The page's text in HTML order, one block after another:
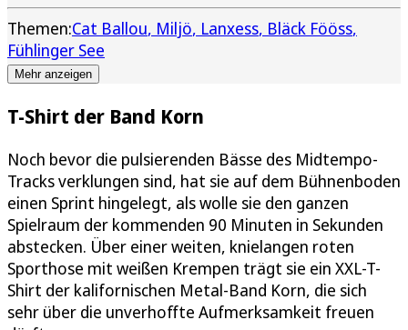
Themen:Cat Ballou Miljö Lanxess Bläck Fööss
Fühlinger See
Mehr anzeigen
T-Shirt der Band Korn
Noch bevor die pulsierenden Bässe des Midtempo-
Tracks verklungen sind, hat sie auf dem Bühnenboden
einen Sprint hingelegt, als wolle sie den ganzen
Spielraum der kommenden 90 Minuten in Sekunden
abstecken. Über einer weiten, knielangen roten
Sporthose mit weißen Krempen trägt sie ein XXL-T-
Shirt der kalifornischen Metal-Band Korn, die sich
sehr über die unverhoffte Aufmerksamkeit freuen